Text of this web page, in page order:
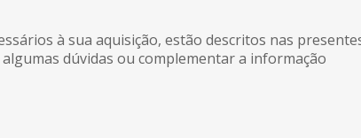
à sua aquisição, estão descritos nas
dúvidas ou complementar a informação